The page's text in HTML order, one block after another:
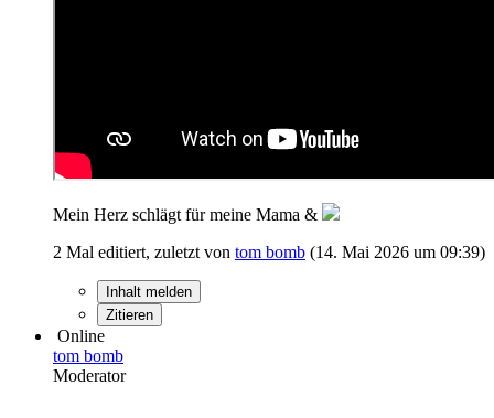
Mein Herz schlägt für meine Mama &
2 Mal editiert, zuletzt von tom bomb (14. Mai 2026 um 09:39)
Inhalt melden
Zitieren
Online
tom bomb
Moderator